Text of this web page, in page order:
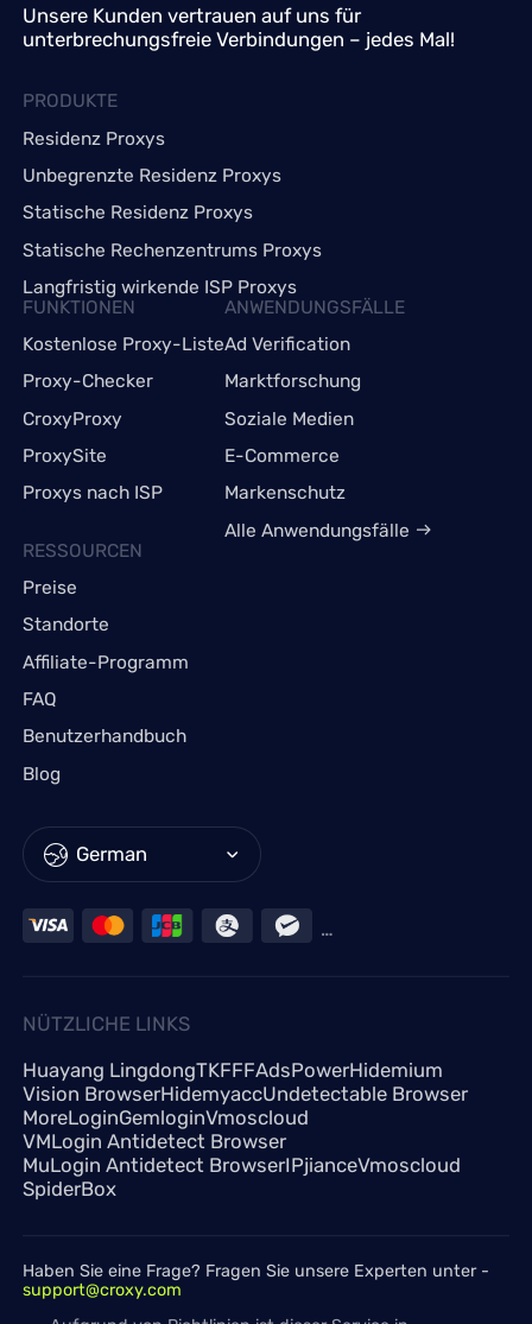
Unsere Kunden vertrauen auf uns für
unterbrechungsfreie Verbindungen – jedes Mal!
German
PRODUKTE
Residenz Proxys
Unbegrenzte Residenz Proxys
Statische Residenz Proxys
Statische Rechenzentrums Proxys
Langfristig wirkende ISP Proxys
FUNKTIONEN
Kostenlose Proxy-Liste
Proxy-Checker
CroxyProxy
ProxySite
Proxys nach ISP
ANWENDUNGSFÄLLE
Ad Verification
Marktforschung
Soziale Medien
E-Commerce
Markenschutz
Alle Anwendungsfälle
RESSOURCEN
Preise
Standorte
Affiliate-Programm
FAQ
Benutzerhandbuch
Blog
NÜTZLICHE LINKS
Huayang LingdongTKFFFAdsPowerHidemium
Vision BrowserHidemyaccUndetectable Browser
MoreLoginGemloginVmoscloud
VMLogin Antidetect Browser
MuLogin Antidetect BrowserIPjianceVmoscloud
SpiderBox
Haben Sie eine Frage? Fragen Sie unsere Experten unter -
support@croxy.com